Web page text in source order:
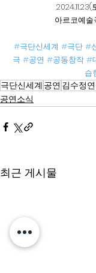
2024.11.23(
아르코예
#극단신세계 #극단 #
극 #공연 #공동창작 #
습
극단신세계 공연 김수정
공연소식
최근 게시물